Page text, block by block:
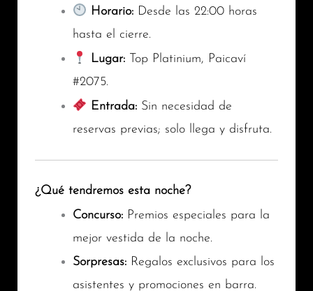
Horario: Desde las 22:00 horas
hasta el cierre.
Lugar: Top Platinium, Paicaví
#2075.
Entrada: Sin necesidad de
reservas previas; solo llega y disfruta.
¿Qué tendremos esta noche?
Concurso: Premios especiales para la
mejor vestida de la noche.
Sorpresas: Regalos exclusivos para los
asistentes y promociones en barra.